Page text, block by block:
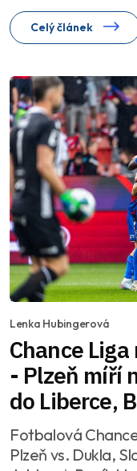
Celý článek
Lenka Hubingerová
Chance
- Plzeň míří
do Liberce,
Fotbalová
Plzeň vs. Dukla,